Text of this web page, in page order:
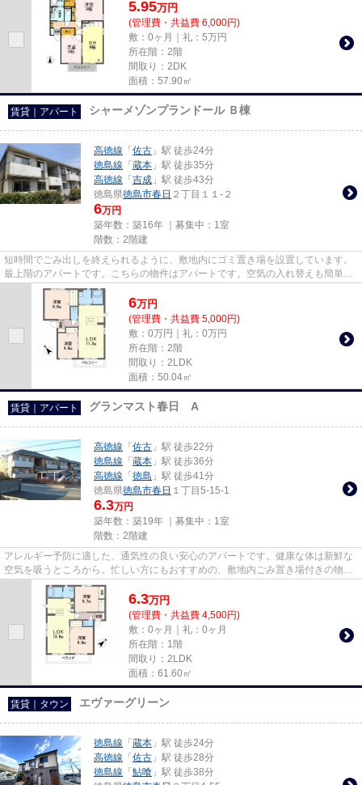
5.95万円
(管理費・共益費 6,000円)
敷：0ヶ月｜礼：5万円
所在階：2階
間取り：2DK
面積：57.90㎡
賃貸｜アパート シャーメゾンプランドール Ｂ棟
高徳線 「 佐古 」駅 徒歩24分
徳島線 「 蔵本 」駅 徒歩35分
高徳線 「 吉成 」駅 徒歩43分
徳島県徳島市春日 ２丁目１１-２
6万円
築年数：築16年 ｜募集中： 1室
階数：2階建
短時間でごみ出しを終えられるように、敷地内にゴミ置き場を設置しています。
最上階のアパートです。こちらの物件はアパートです。空気の入れ替えも簡単に
おこなえる通風良好のアパー...
6万円
(管理費・共益費 5,000円)
敷：0万円｜礼：0万円
所在階：2階
間取り：2LDK
面積：50.04㎡
賃貸｜アパート グランマスト春日 A
高徳線 「 佐古 」駅 徒歩22分
徳島線 「 蔵本 」駅 徒歩36分
高徳線 「 徳島 」駅 徒歩41分
徳島県徳島市春日 １丁目5-15-1
6.3万円
築年数：築19年 ｜募集中： 1室
階数：2階建
アレルギー予防に適した、通気性の良い安心のアパートです。健康な体は新鮮な
空気を吸うところから。忙しい方にもおすすめの、敷地内ごみ置き場付きの物件
です。眺望良好なアパートは...
6.3万円
(管理費・共益費 4,500円)
敷：0ヶ月｜礼：0ヶ月
所在階：1階
間取り：2LDK
面積：61.60㎡
賃貸｜タウン エヴァーグリーン
徳島線 「 蔵本 」駅 徒歩24分
高徳線 「 佐古 」駅 徒歩28分
徳島線 「 鮎喰 」駅 徒歩38分